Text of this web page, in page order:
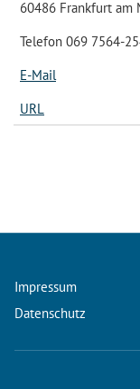
60486 Frankfurt am
Telefon 069 7564-
E-Mail
URL
Impressum
Datenschutz